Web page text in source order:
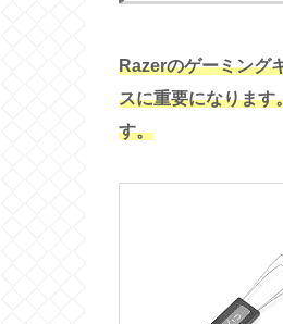
Razerのゲーミング
スに重要になります
す。